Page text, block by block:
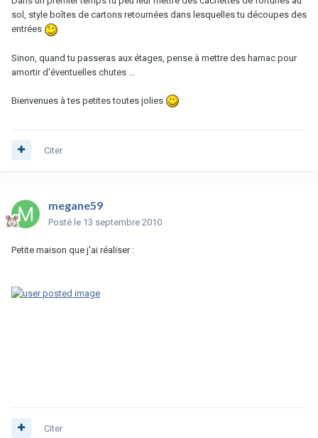
sol, style boîtes de cartons retournées dans lesquelles tu découpes des
entrées
Sinon, quand tu passeras aux étages, pense à mettre des hamac pour
amortir d'éventuelles chutes ...
Bienvenues à tes petites toutes jolies
Citer
megane59
Posté le 13 septembre 2010
Petite maison que j'ai réaliser :
Citer